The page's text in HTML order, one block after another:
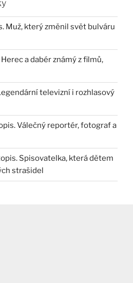
Muž, který změnil svět bulváru
a dabér známý z filmů,
televizní i rozhlasový
Válečný reportér, fotograf a
Spisovatelka, která dětem
strašidel